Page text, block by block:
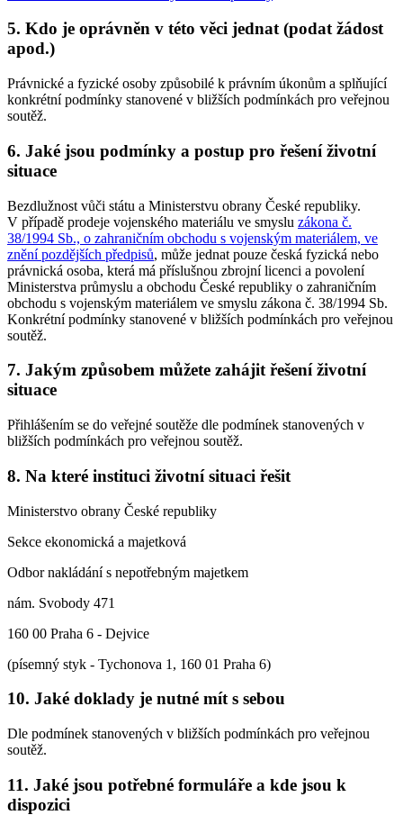
5. Kdo je oprávněn v této věci jednat (podat žádost
apod.)
Právnické a fyzické osoby způsobilé k právním úkonům a splňující
konkrétní podmínky stanovené v bližších podmínkách pro veřejnou
soutěž.
6. Jaké jsou podmínky a postup pro řešení životní
situace
Bezdlužnost vůči státu a Ministerstvu obrany České republiky.
V případě prodeje vojenského materiálu ve smyslu zákona č.
38/1994 Sb., o zahraničním obchodu s vojenským materiálem, ve
znění pozdějších předpisů, může jednat pouze česká fyzická nebo
právnická osoba, která má příslušnou zbrojní licenci a povolení
Ministerstva průmyslu a obchodu České republiky o zahraničním
obchodu s vojenským materiálem ve smyslu zákona č. 38/1994 Sb.
Konkrétní podmínky stanovené v bližších podmínkách pro veřejnou
soutěž.
7. Jakým způsobem můžete zahájit řešení životní
situace
Přihlášením se do veřejné soutěže dle podmínek stanovených v
bližších podmínkách pro veřejnou soutěž.
8. Na které instituci životní situaci řešit
Ministerstvo obrany České republiky
Sekce ekonomická a majetková
Odbor nakládání s nepotřebným majetkem
nám. Svobody 471
160 00 Praha 6 - Dejvice
(písemný styk - Tychonova 1, 160 01 Praha 6)
10. Jaké doklady je nutné mít s sebou
Dle podmínek stanovených v bližších podmínkách pro veřejnou
soutěž.
11. Jaké jsou potřebné formuláře a kde jsou k
dispozici